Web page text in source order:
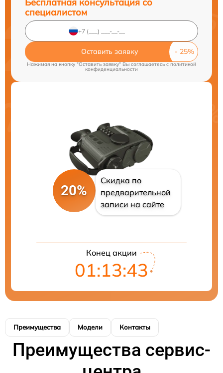
специалистом
Оставить заявку
Нажимая на кнопку "Оставить заявку" Вы соглашаетесь cполитикой
конфиденциальности
20%
Скидка по
предварительной
записи на сайте
Конец акции
01:13:43
Преимущества Модели Контакты
Преимущества сервис-